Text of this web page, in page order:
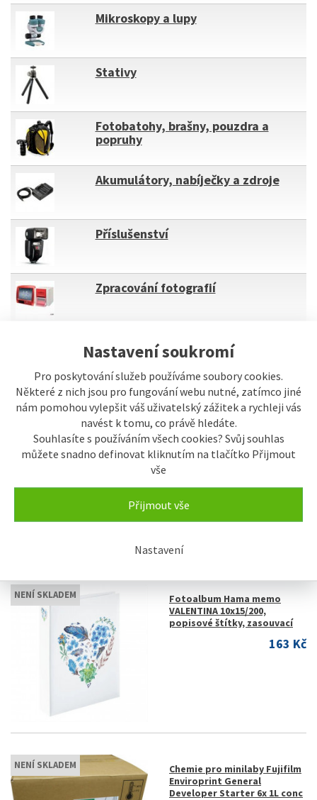
Nastavení soukromí
Pro poskytování služeb používáme soubory cookies.
Některé z nich jsou pro fungování webu nutné, zatímco jiné
nám pomohou vylepšit váš uživatelský zážitek a rychleji vás
navést k tomu, co právě hledáte.
Souhlasíte s používáním všech cookies? Svůj souhlas
můžete snadno definovat kliknutím na tlačítko Přijmout
vše
Přijmout vše
Nastavení
Mikroskopy a lupy
Stativy
Fotobatohy, brašny, pouzdra a
popruhy
Akumulátory, nabíječky a zdroje
Příslušenství
Zpracování fotografií
Chemie, papíry pro minilaby a
kinofilmy
řazení:
Typicky Název Od nejlevnějšího Od nejdražšího
Zobrazení
NENÍ SKLADEM
Fotoalbum Hama memo
VALENTINA 10x15/200,
popisové štítky, zasouvací
163 Kč
NENÍ SKLADEM
Chemie pro minilaby Fujifilm
Enviroprint General
Developer Starter 6x 1L conc